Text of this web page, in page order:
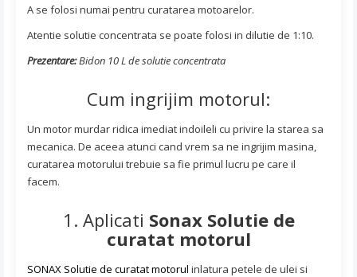
A se folosi numai pentru curatarea motoarelor.
Atentie solutie concentrata se poate folosi in dilutie de 1:10.
Prezentare:Bidon 10 L de solutie concentrata
Cum ingrijim motorul:
Un motor murdar ridica imediat indoileli cu privire la starea sa
mecanica. De aceea atunci cand vrem sa ne ingrijim masina,
curatarea motorului trebuie sa fie primul lucru pe care il
facem.
1. Aplicati Sonax Solutie de
curatat motorul
SONAX Solutie de curatat motorul inlatura petele de ulei si